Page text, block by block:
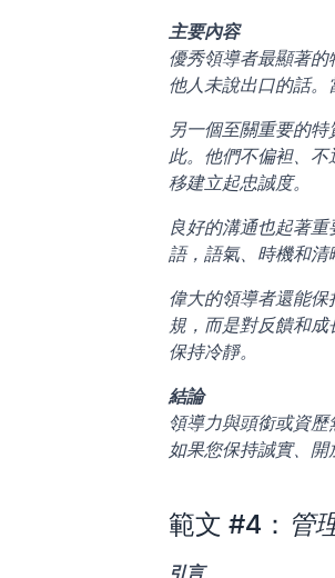
主要內容
優秀領導者最顯著
他人未說出口的話。
另一個至關重要的
此。他們不偏袒、
移建立起忠誠度。
良好的溝通也起著
語，語氣、時機和清
偉大的領導者還能
規，而是對反饋和
保持冷靜。
結論
領導力與頭銜或資
如果您保持誠實、開
範文 #4： 管
引言